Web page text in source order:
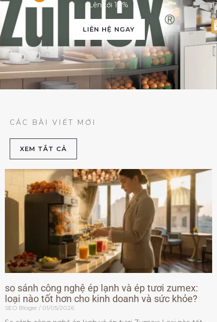
Lên tới 10%
LIÊN HỆ NGAY
CÁC BÀI VIẾT MỚI
XEM TẮT CẢ
so sánh công nghệ ép lạnh và ép tươi zumex:
loại nào tốt hơn cho kinh doanh và sức khỏe?
SEO Bloger 01/05/2026